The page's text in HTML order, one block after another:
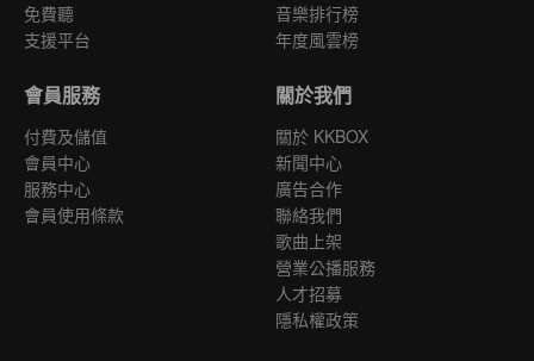
免費聽
支援平台
音樂排行榜
年度風雲榜
會員服務
付費及儲值
會員中心
服務中心
會員使用條款
關於我們
關於 KKBOX
新聞中心
廣告合作
聯絡我們
歌曲上架
營業公播服務
人才招募
隱私權政策